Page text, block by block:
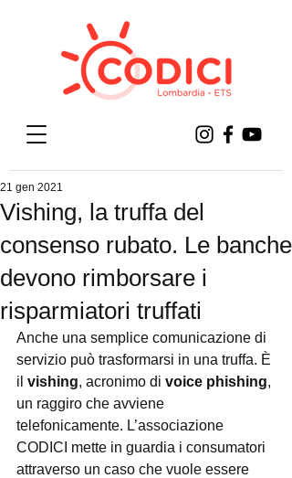
Vishing, la truffa del
consenso rubato. Le banche
devono rimborsare i
risparmiatori truffati
21 gen 2021
Anche una semplice comunicazione di
servizio può trasformarsi in una truffa. È
il vishing, acronimo di voice phishing,
un raggiro che avviene
telefonicamente. L’associazione
CODICI mette in guardia i consumatori
attraverso un caso che vuole essere